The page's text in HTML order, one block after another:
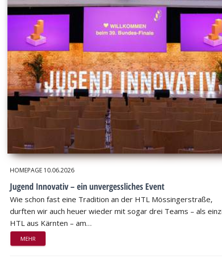
HOMEPAGE 10.06.2026
Jugend Innovativ – ein unvergessliches Event
Wie schon fast eine Tradition an der HTL Mössingerstraße,
durften wir auch heuer wieder mit sogar drei Teams – als
HTL aus Kärnten – am…
MEHR